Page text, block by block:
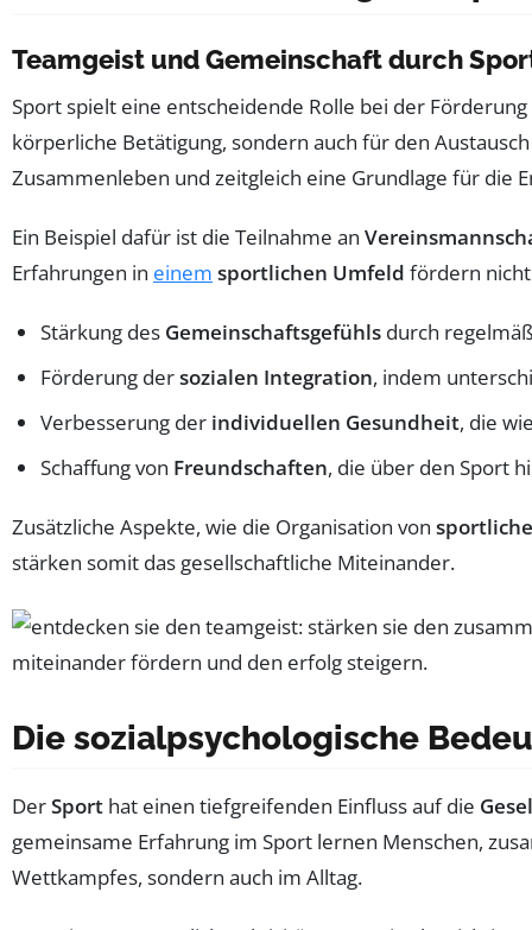
Teamgeist und Gemeinschaft durch
Sport spielt eine entscheidende Rolle bei der
körperliche Betätigung, sondern auch für den
Zusammenleben und zeitgleich eine Grundlage für die
Ein Beispiel dafür ist die Teilnahme an
Erfahrungen in einem sportlichen Umfeld fördern
Stärkung des Gemeinschaftsgefühls durch
Förderung dersozialen Integration, indem
Verbesserung der individuellen Gesundheit, die
Schaffung von Freundschaften, die über den Sport
Zusätzliche Aspekte, wie die Organisation von
stärken somit das gesellschaftliche Miteinander.
Die sozialpsychologische
DerSport hat einen tiefgreifenden Einfluss auf die
gemeinsame Erfahrung im Sport lernen Menschen,
Wettkampfes, sondern auch im Alltag.